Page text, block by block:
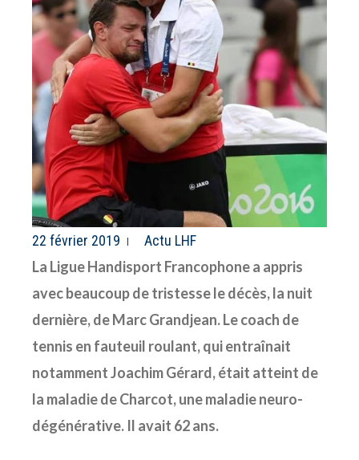
22 février 2019 Actu LHF
La Ligue Handisport Francophone a appris
avec beaucoup de tristesse le décès, la nuit
dernière, de Marc Grandjean. Le coach de
tennis en fauteuil roulant, qui entraînait
notamment Joachim Gérard, était atteint de
la maladie de Charcot, une maladie neuro-
dégénérative. Il avait 62 ans.